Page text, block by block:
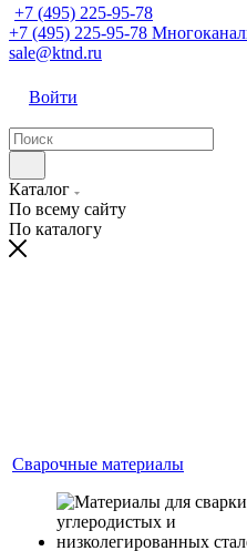
+7 (495) 225-95-78
+7 (495) 225-95-78
sale@ktnd.ru
Войти
Каталог
По всему сайту
По каталогу
Сварочные материалы